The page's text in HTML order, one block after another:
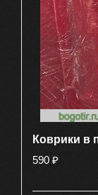
Коврики в
590 ₽